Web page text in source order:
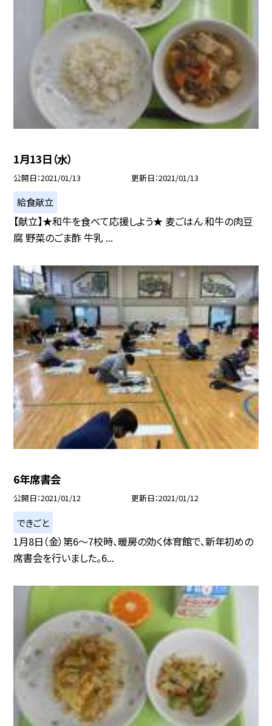
1月13日（水）
公開日 2021/01/13 更新日 2021/01/13
給食献立
【献立】★和牛を食べて応援しよう★ 麦ごはん 和牛の肉豆
腐 野菜のごま酢 牛乳 ...
6年席書会
公開日 2021/01/12 更新日 2021/01/12
できごと
1月8日（金）第6〜7校時、暖房の効く体育館で、新年初めの
席書会を行いました。6...